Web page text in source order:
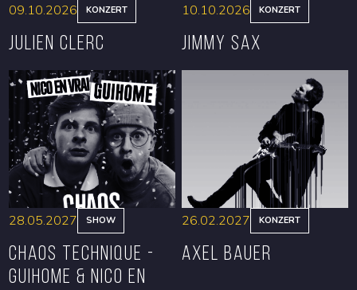
RESERVIEREN
09.10.2026 KONZERT
Julien Clerc
RESERVIEREN
10.10.2026 KONZERT
Jimmy Sax
28.05.2027 SHOW
CHAOS TECHNIQUE -
GUIHOME & NICO EN
26.02.2027 KONZERT
Axel Bauer